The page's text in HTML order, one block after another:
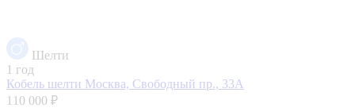
Шелти
1 год
Кобель шелти Москва, Свободный пр., 33А
110 000 ₽